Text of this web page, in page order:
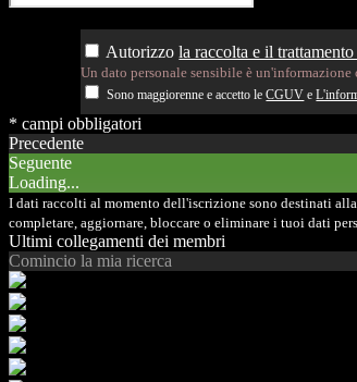
Autorizzola raccolta e il
Un dato personale sensibile è
Sono maggiorenne e accetto leCGUV e
* campi obbligatori
Precedente
Seguente
Loading...
I dati raccolti al momento dell'iscrizione sono destinati
completare, aggiornare, bloccare o eliminare i tuoi dati
Ultimi collegamenti dei membri
Comincio la mia ricerca